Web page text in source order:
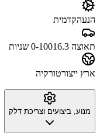
הנעהקדמית
תאוצה 0-100 16.3 שניות
ארץ ייצורטורקיה
מנוע, ביצועים וצריכת דלק